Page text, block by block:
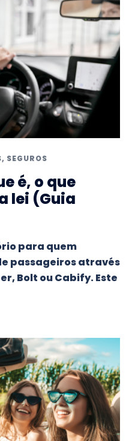
, SEGUROS
é, o que
lei (Guia
para quem
passageiros através
Bolt ou Cabify. Este